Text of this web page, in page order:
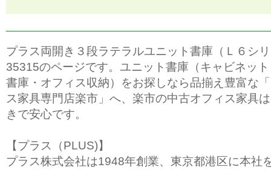
プラス両開き３段ラテラルユニット書庫（Ｌ６シ
35315のページです。ユニット書庫（キャビネッ
書庫・オフィス収納）をお探しなら品揃え豊富な
ス家具専門店楽市」へ、楽市の中古オフィス家具
きで安心です。
【プラス（PLUS)】
プラス株式会社は1948年創業、東京都港区に本社